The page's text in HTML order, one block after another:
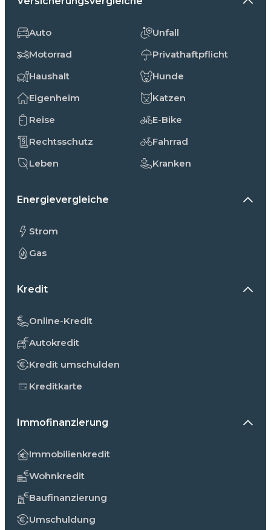
Auto
Motorrad
Haushalt
Eigenheim
Reise
Rechtsschutz
Leben
Unfall
Privathaftpflicht
Hunde
Katzen
E-Bike
Fahrrad
Kranken
Energievergleiche
Strom
Gas
Kredit
Online-Kredit
Autokredit
Kredit umschulden
Kreditkarte
Immofinanzierung
Immobilienkredit
Wohnkredit
Baufinanzierung
Umschuldung